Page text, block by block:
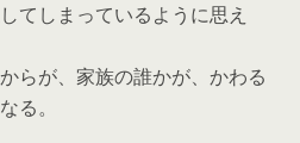
てしまっているように思え
らが、家族の誰かが、かわる
る。